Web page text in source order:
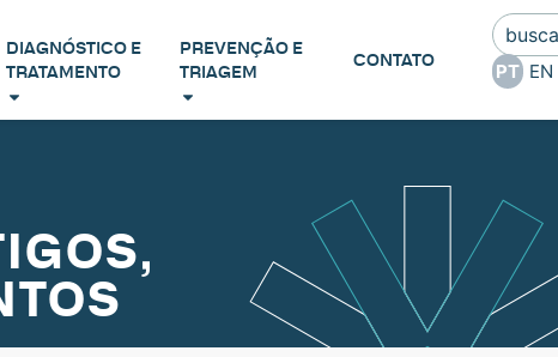
DIAGNÓSTICO E
TRATAMENTO
PREVENÇÃO E
TRIAGEM
CONTATO PT EN